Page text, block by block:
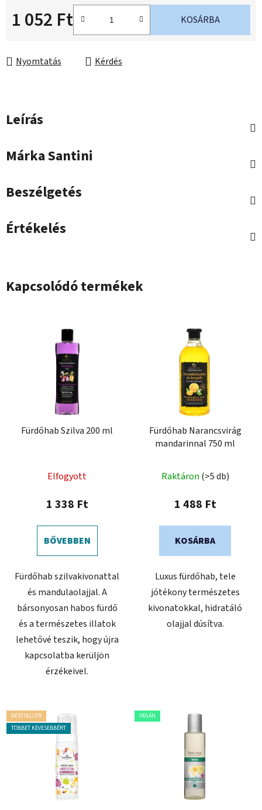
1 052 Ft KOSÁRBA
Nyomtatás Kérdés
Leírás
MárkaSantini
Beszélgetés
Értékelés
Kapcsolódó termékek
Fürdőhab Szilva 200 ml
Elfogyott
1 338 Ft
BŐVEBBEN
Fürdőhab szilvakivonattal
és mandulaolajjal. A
bársonyosan habos fürdő
és a természetes illatok
lehetővé teszik, hogy újra
kapcsolatba kerüljön
érzékeivel.
Fürdőhab Narancsvirág
mandarinnal 750 ml
Raktáron (>5 db)
1 488 Ft
KOSÁRBA
Luxus fürdőhab, tele
jótékony természetes
kivonatokkal, hidratáló
olajjal dúsítva.
BESTSELLER
TÖBBET KEVESEBBÉRT
VEGÁN